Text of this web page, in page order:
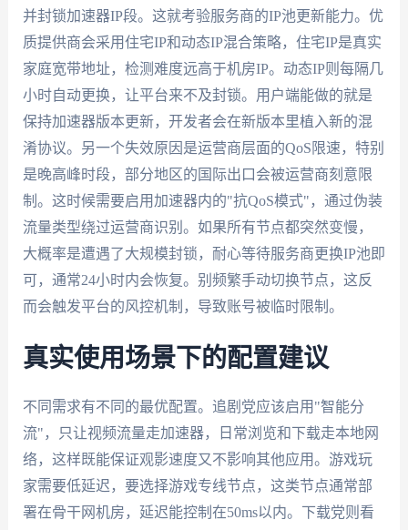
并封锁加速器IP段。这就考验服务商的IP池更新能力。优
质提供商会采用住宅IP和动态IP混合策略，住宅IP是真实
家庭宽带地址，检测难度远高于机房IP。动态IP则每隔几
小时自动更换，让平台来不及封锁。用户端能做的就是
保持加速器版本更新，开发者会在新版本里植入新的混
淆协议。另一个失效原因是运营商层面的QoS限速，特别
是晚高峰时段，部分地区的国际出口会被运营商刻意限
制。这时候需要启用加速器内的"抗QoS模式"，通过伪装
流量类型绕过运营商识别。如果所有节点都突然变慢，
大概率是遭遇了大规模封锁，耐心等待服务商更换IP池即
可，通常24小时内会恢复。别频繁手动切换节点，这反
而会触发平台的风控机制，导致账号被临时限制。
真实使用场景下的配置建议
不同需求有不同的最优配置。追剧党应该启用"智能分
流"，只让视频流量走加速器，日常浏览和下载走本地网
络，这样既能保证观影速度又不影响其他应用。游戏玩
家需要低延迟，要选择游戏专线节点，这类节点通常部
署在骨干网机房，延迟能控制在50ms以内。下载党则看